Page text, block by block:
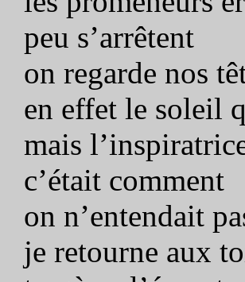
peu s’arrêtent
on regarde nos
en effet le soleil
mais
c’était comment
on n’entendait
je retourne aux